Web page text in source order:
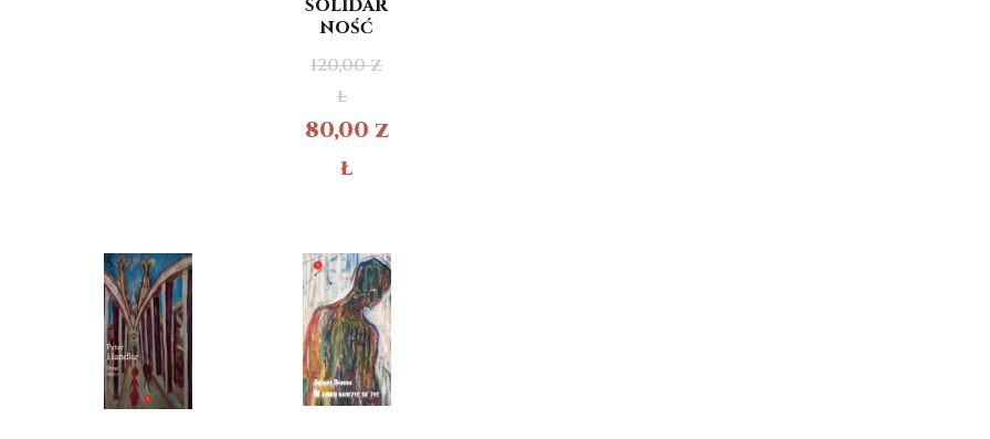
ność
120,00z
ł
80,00 z
ł